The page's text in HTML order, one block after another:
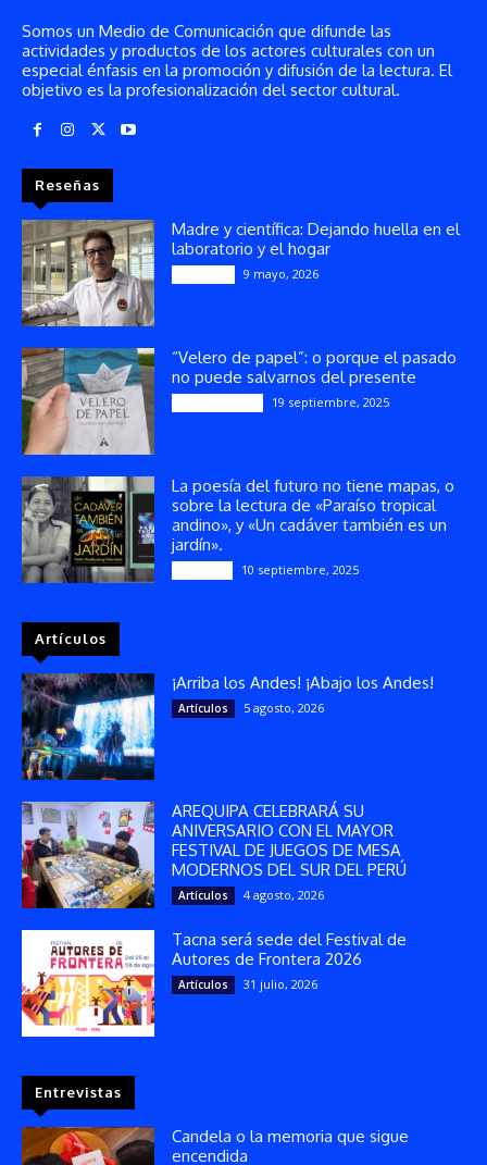
Somos un Medio de Comunicación que difunde las
actividades y productos de los actores culturales con un
especial énfasis en la promoción y difusión de la lectura. El
objetivo es la profesionalización del sector cultural.
Reseñas
Madre y científica: Dejando huella en el
laboratorio y el hogar
9 mayo, 2026
“Velero de papel”: o porque el pasado
no puede salvarnos del presente
19 septiembre, 2025
La poesía del futuro no tiene mapas, o
sobre la lectura de «Paraíso tropical
andino», y «Un cadáver también es un
jardín».
10 septiembre, 2025
Artículos
¡Arriba los Andes! ¡Abajo los Andes!
Artículos 5 agosto, 2026
AREQUIPA CELEBRARÁ SU
ANIVERSARIO CON EL MAYOR
FESTIVAL DE JUEGOS DE MESA
MODERNOS DEL SUR DEL PERÚ
Artículos 4 agosto, 2026
Tacna será sede del Festival de
Autores de Frontera 2026
Artículos 31 julio, 2026
Entrevistas
Candela o la memoria que sigue
encendida